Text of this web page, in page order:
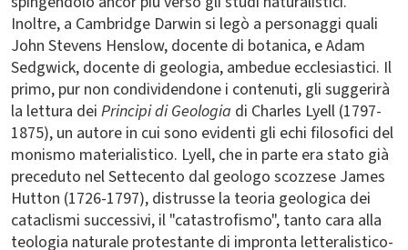
Inoltre, a Cambridge Darwin si legò a personaggi quali
John Stevens Henslow, docente di botanica, e Adam
Sedgwick, docente di geologia, ambedue ecclesiastici. Il
primo, pur non condividendone i contenuti, gli suggerirà
la lettura dei Principi di Geologia di Charles Lyell (1797-
1875), un autore in cui sono evidenti gli echi filosofici del
monismo materialistico. Lyell, che in parte era stato già
preceduto nel Settecento dal geologo scozzese James
Hutton (1726-1797), distrusse la teoria geologica dei
cataclismi successivi, il "catastrofismo", tanto cara alla
teologia naturale protestante di impronta letteralistico-